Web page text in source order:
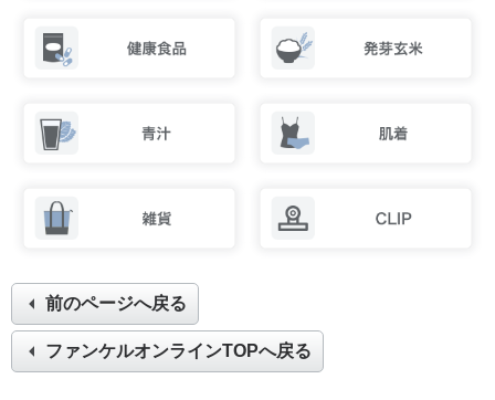
前のページへ戻る
ファンケルオンラインTOPへ戻る